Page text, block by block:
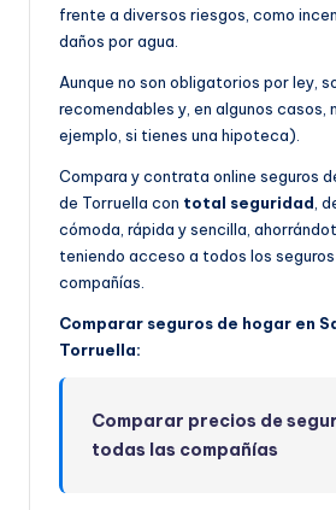
frente a diversos riesgos, como
daños por agua.
Aunque no son obligatorios por ley,
recomendables y, en algunos casos,
ejemplo, si tienes una hipoteca).
Compara y contrata online seguros
de Torruella con total seguridad,
cómoda, rápida y sencilla,
teniendo acceso a todos los
compañías.
Comparar seguros de hogar en
Torruella:
Comparar precios de
todas las compañías